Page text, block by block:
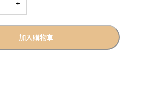
加入購物車